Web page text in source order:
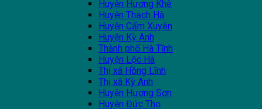
Huyện Hương Khê
Huyện Thạch Hà
Huyện Cẩm Xuyên
Huyện Kỳ Anh
Thành phố Hà Tĩnh
Huyện Lộc Hà
Thị xã Hồng Lĩnh
Thị xã Kỳ Anh
Huyện Hương Sơn
Huyện Đức Thọ